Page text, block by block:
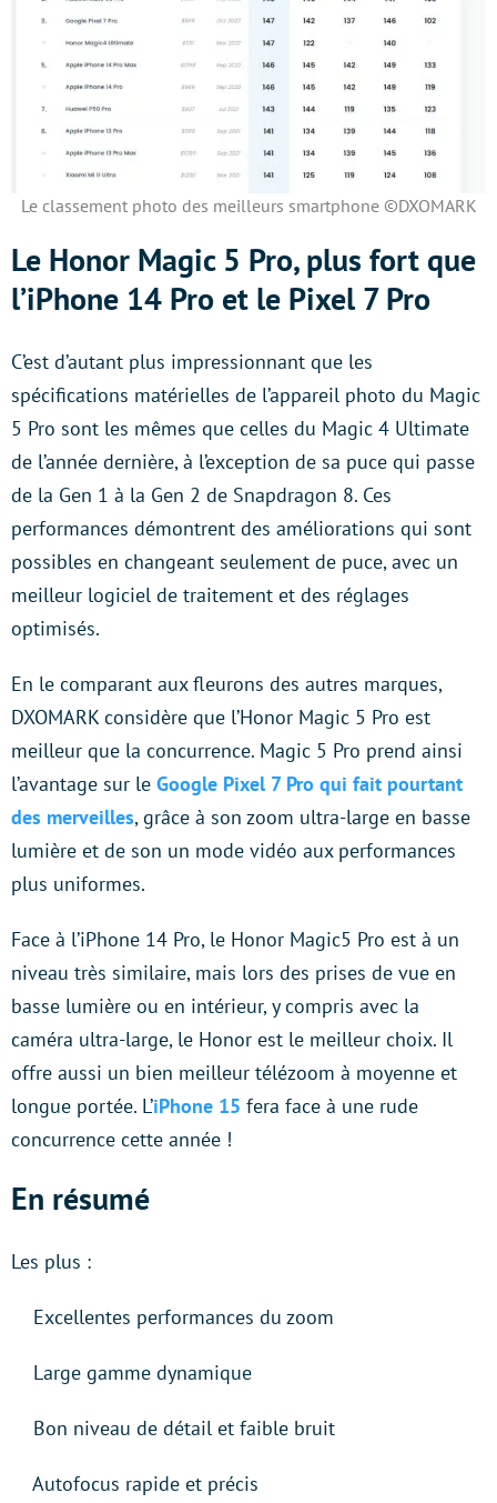
Le classement photo des meilleurs smartphone ©DXOMARK
Le Honor Magic 5 Pro, plus fort que
l’iPhone 14 Pro et le Pixel 7 Pro
C’est d’autant plus impressionnant que les
spécifications matérielles de l’appareil photo du Magic
5 Pro sont les mêmes que celles du Magic 4 Ultimate
de l’année dernière, à l’exception de sa puce qui passe
de la Gen 1 à la Gen 2 de Snapdragon 8. Ces
performances démontrent des améliorations qui sont
possibles en changeant seulement de puce, avec un
meilleur logiciel de traitement et des réglages
optimisés.
En le comparant aux fleurons des autres marques,
DXOMARK considère que l’Honor Magic 5 Pro est
meilleur que la concurrence. Magic 5 Pro prend ainsi
l’avantage sur le Google Pixel 7 Pro qui fait pourtant
des merveilles, grâce à son zoom ultra-large en basse
lumière et de son un mode vidéo aux performances
plus uniformes.
Face à l’iPhone 14 Pro, le Honor Magic5 Pro est à un
niveau très similaire, mais lors des prises de vue en
basse lumière ou en intérieur, y compris avec la
caméra ultra-large, le Honor est le meilleur choix. Il
offre aussi un bien meilleur télézoom à moyenne et
longue portée. L’iPhone 15 fera face à une rude
concurrence cette année !
En résumé
Les plus :
Excellentes performances du zoom
Large gamme dynamique
Bon niveau de détail et faible bruit
Autofocus rapide et précis